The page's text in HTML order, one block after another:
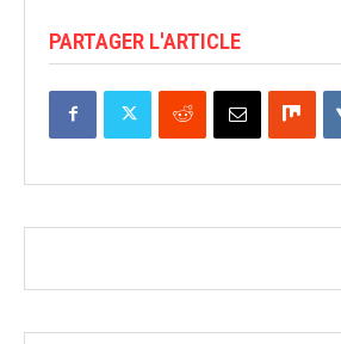
PARTAGER L'ARTICLE